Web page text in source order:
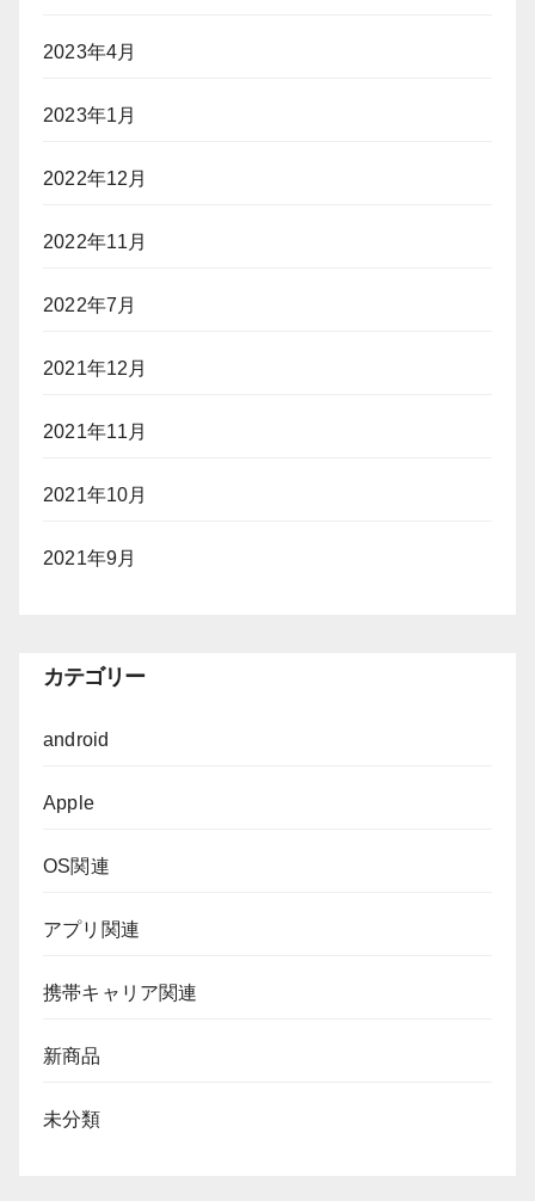
2023年4月
2023年1月
2022年12月
2022年11月
2022年7月
2021年12月
2021年11月
2021年10月
2021年9月
カテゴリー
android
Apple
OS関連
アプリ関連
携帯キャリア関連
新商品
未分類